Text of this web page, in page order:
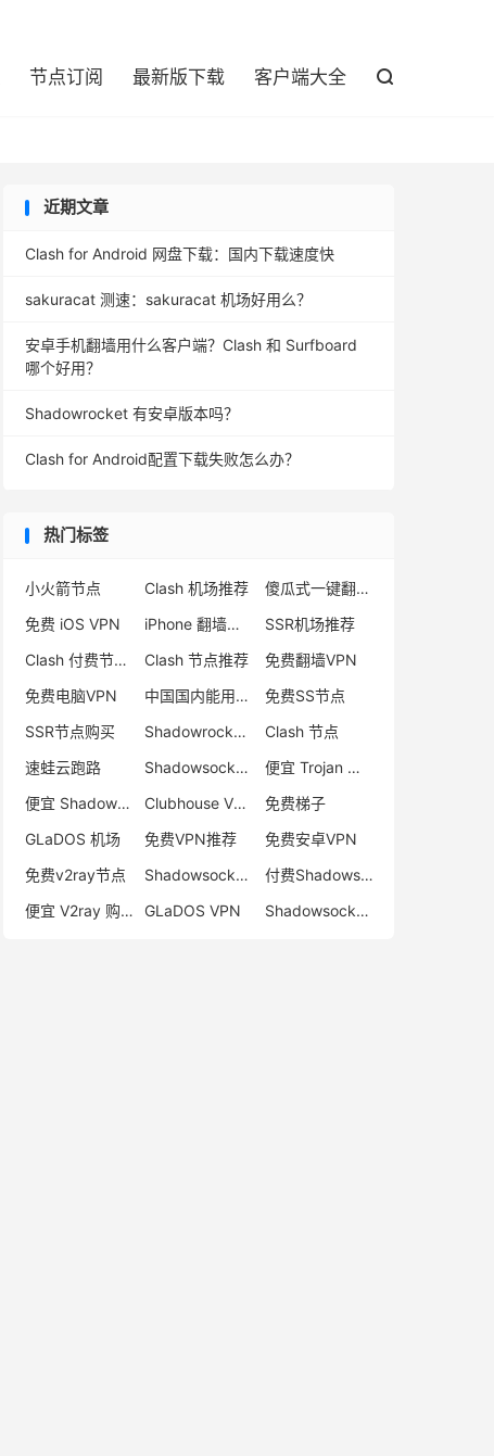
节点订阅 最新版下载 客户端大全 
近期文章
Clash for Android 网盘下载：国内下载速度快
sakuracat 测速：sakuracat 机场好用么？
安卓手机翻墙用什么客户端？Clash 和 Surfboard
哪个好用？
Shadowrocket 有安卓版本吗？
Clash for Android配置下载失败怎么办？
热门标签
小火箭节点 Clash 机场推荐
傻瓜式一键翻墙VPN客户端
免费 iOS VPN
iPhone 翻墙代理软件
SSR机场推荐
Clash 付费节点购买
Clash 节点推荐
免费翻墙VPN
免费电脑VPN
中国国内能用的翻墙VPN推荐
免费SS节点
SSR节点购买
Shadowrocket 地址
Clash 节点
速蛙云跑路
Shadowsocks 付费节点
便宜 Trojan 购买
便宜 Shadowsocks 购买
Clubhouse VPN
免费梯子
GLaDOS 机场
免费VPN推荐
免费安卓VPN
免费v2ray节点
Shadowsocks 服务器
付费Shadowsocks推荐
便宜 V2ray 购买
GLaDOS VPN Shadowsocks 节点哪里买